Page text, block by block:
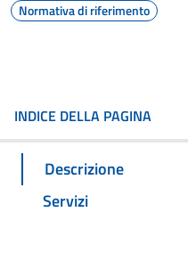
Normativa di riferimento
INDICE DELLA PAGINA
Descrizione
Servizi